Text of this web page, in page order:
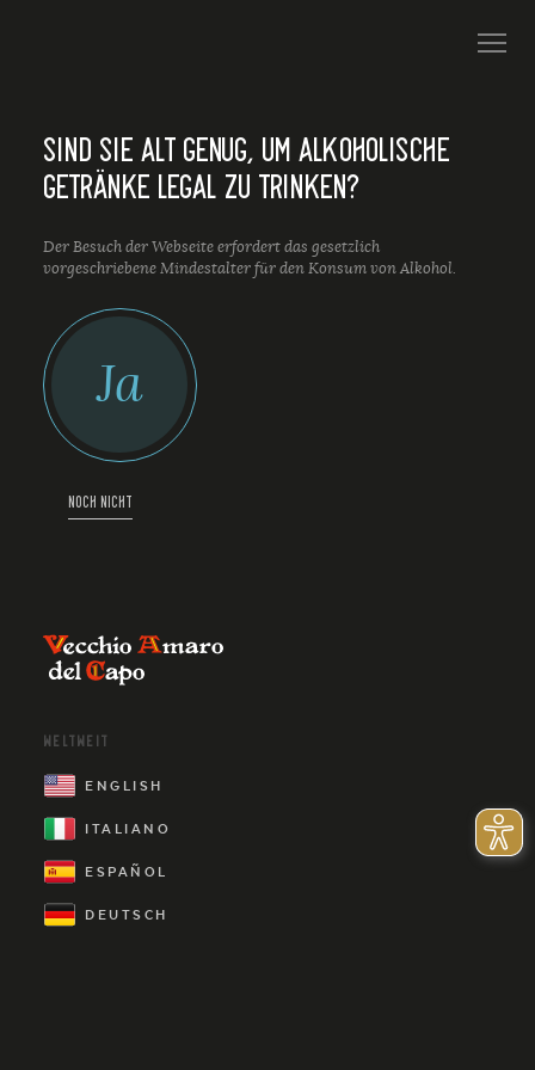
SIND SIE ALT GENUG, UM ALKOHOLISCHE
GETRÄNKE LEGAL ZU TRINKEN?
Der Besuch der Webseite erfordert das gesetzlich
vorgeschriebene Mindestalter für den Konsum von Alkohol.
Ja
NOCH NICHT
WELTWEIT
ENGLISH
ITALIANO
ESPAÑOL
DEUTSCH